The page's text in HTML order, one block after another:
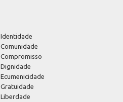
Identidade
Comunidade
Compromisso
Dignidade
Ecumenicidade
Gratuidade
Liberdade